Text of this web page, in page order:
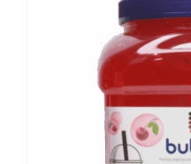
AÑADIR AL